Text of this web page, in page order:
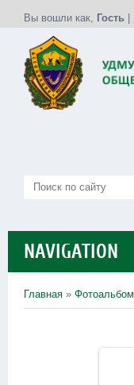
Вы вошли как, Гость
NAVIGATION
Главная » Фотоальбом